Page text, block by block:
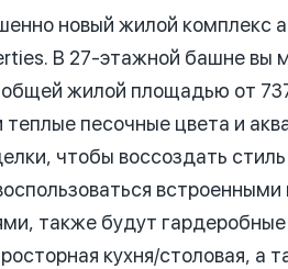
новый жилой комплекс
В 27-этажной башне вы
жилой площадью от
теплые песочные цвета и
чтобы воссоздать
также будут гардеробные
кухня/столовая, а